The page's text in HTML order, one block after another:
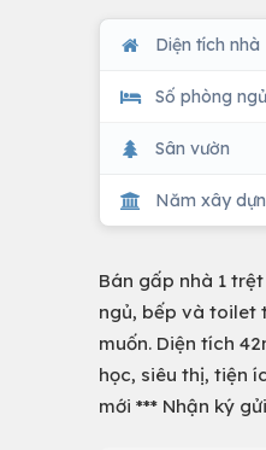
Diện tích nhà
Số phòng ngủ
Sân vườn
Năm xây
Bán gấp nhà 1
ngủ, bếp và toilet
muốn. Diện tích
học, siêu thị, tiện
mới *** Nhận ký